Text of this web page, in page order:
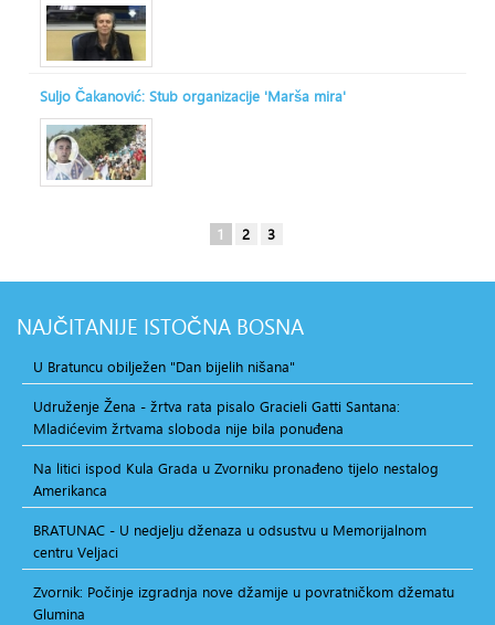
Suljo Čakanović: Stub organizacije 'Marša mira'
1 2 3
NAJČITANIJE ISTOČNA BOSNA
U Bratuncu obilježen "Dan bijelih nišana"
Udruženje Žena - žrtva rata pisalo Gracieli Gatti Santana:
Mladićevim žrtvama sloboda nije bila ponuđena
Na litici ispod Kula Grada u Zvorniku pronađeno tijelo nestalog
Amerikanca
BRATUNAC - U nedjelju dženaza u odsustvu u Memorijalnom
centru Veljaci
Zvornik: Počinje izgradnja nove džamije u povratničkom džematu
Glumina